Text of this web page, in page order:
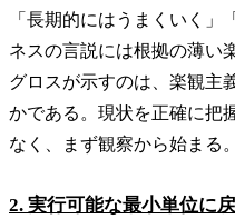
「長期的にはうまくいく
ネスの言説には根拠の薄い
グロスが示すのは、楽観主
かである。現状を正確に把
なく、まず観察から始まる。
2. 実行可能な最小単位に